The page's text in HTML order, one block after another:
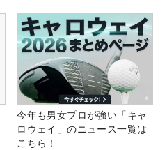
今年も男女プロが強い「キャ
ロウェイ」のニュース一覧は
こちら！